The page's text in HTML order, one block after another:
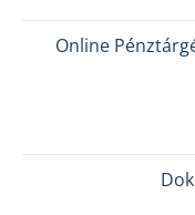
Online